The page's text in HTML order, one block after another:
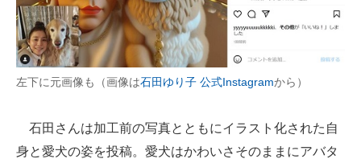
経営リーダーのコミュニティ
マーケ×ITの今がよく分かる
ITエンジニア向け専門サイト
企業向けIT製品の総合サイト
IT製品の技術・比較・事例
左下に元画像も（画像は石田ゆり子 公式Instagramから）
石田さんは加工前の写真とともにイラスト化された自
身と愛犬の姿を投稿。愛犬はかわいさそのままにアバタ